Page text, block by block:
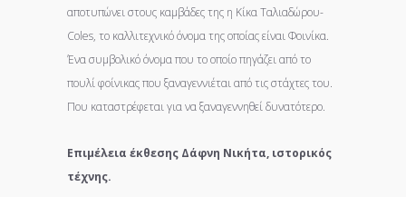
αποτυπώνει στους καμβάδες της η Κίκα Ταλιαδώρου-
Coles, το καλλιτεχνικό όνομα της οποίας είναι Φοινίκα.
Ένα συμβολικό όνομα που το οποίο πηγάζει από το
πουλί φοίνικας που ξαναγεννιέται από τις στάχτες του.
Που καταστρέφεται για να ξαναγεννηθεί δυνατότερο.
Επιμέλεια έκθεσης Δάφνη Νικήτα, ιστορικός
τέχνης.